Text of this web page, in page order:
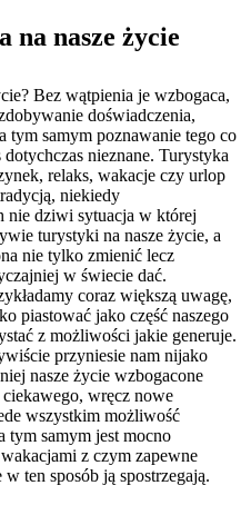
na nasze życie
Bez wątpienia je wzbogaca,
doświadczenia,
tym samym poznawanie tego co
nieznane. Turystyka
relaks, wakacje czy urlop
niekiedy
nie dziwi sytuacja w której
turystyki na nasze życie, a
nie tylko zmienić lecz
w świecie dać.
coraz większą uwagę,
piastować jako część naszego
z możliwości jakie generuje.
przyniesie nam nijako
nasze życie wzbogacone
ciekawego, wręcz nowe
wszystkim możliwość
tym samym jest mocno
z czym zapewne
ten sposób ją spostrzegają.